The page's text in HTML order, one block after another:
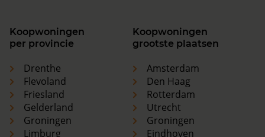
Koopwoningen
per provincie
Drenthe
Flevoland
Friesland
Gelderland
Groningen
Limburg
Koopwoningen
grootste plaatsen
Amsterdam
Den Haag
Rotterdam
Utrecht
Groningen
Eindhoven